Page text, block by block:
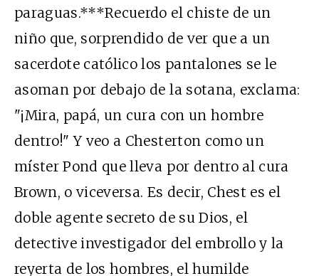
paraguas.***Recuerdo el chiste de un
niño que, sorprendido de ver que a un
sacerdote católico los pantalones se le
asoman por debajo de la sotana, exclama:
"¡Mira, papá, un cura con un hombre
dentro!" Y veo a Chesterton como un
míster Pond que lleva por dentro al cura
Brown, o viceversa. Es decir, Chest es el
doble agente secreto de su Dios, el
detective investigador del embrollo y la
reyerta de los hombres, el humilde